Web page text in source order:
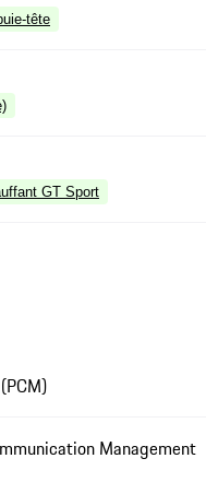
tête
GT Sport
Management